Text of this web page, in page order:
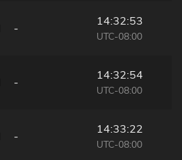
-
14:32:53
UTC-08:00
-
14:32:54
UTC-08:00
-
14:33:22
UTC-08:00